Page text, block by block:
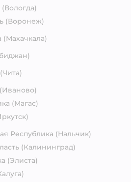
(Вологда)
(Воронеж)
(Махачкала)
(Чита)
(Иваново)
(Магас)
Республика (Нальчик)
(Калининград)
(Элиста)